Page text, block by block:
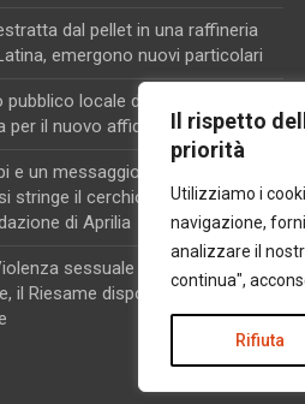
Il rispetto
priorità
Utilizziamo i
navigazione,
analizzare il
continua",
Rifiuta
dal pellet in una raffineria
emergono nuovi particolari
locale di Latina, attivata la
per il nuovo affidamento
e un messaggio di morte sul
stringe il cerchio
di Aprilia
sessuale su una
il Riesame dispone il carcere per